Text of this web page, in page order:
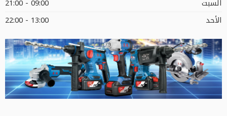
السبت
09:00 - 21:00
الأحد
13:00 - 22:00